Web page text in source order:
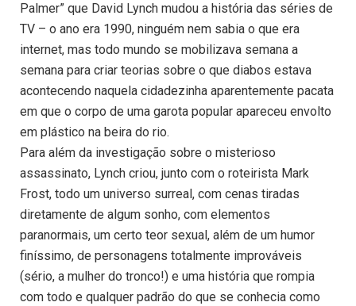
Palmer” que David Lynch mudou a história das séries de
TV – o ano era 1990, ninguém nem sabia o que era
internet, mas todo mundo se mobilizava semana a
semana para criar teorias sobre o que diabos estava
acontecendo naquela cidadezinha aparentemente pacata
em que o corpo de uma garota popular apareceu envolto
em plástico na beira do rio.
Para além da investigação sobre o misterioso
assassinato, Lynch criou, junto com o roteirista Mark
Frost, todo um universo surreal, com cenas tiradas
diretamente de algum sonho, com elementos
paranormais, um certo teor sexual, além de um humor
finíssimo, de personagens totalmente improváveis
(sério, a mulher do tronco!) e uma história que rompia
com todo e qualquer padrão do que se conhecia como